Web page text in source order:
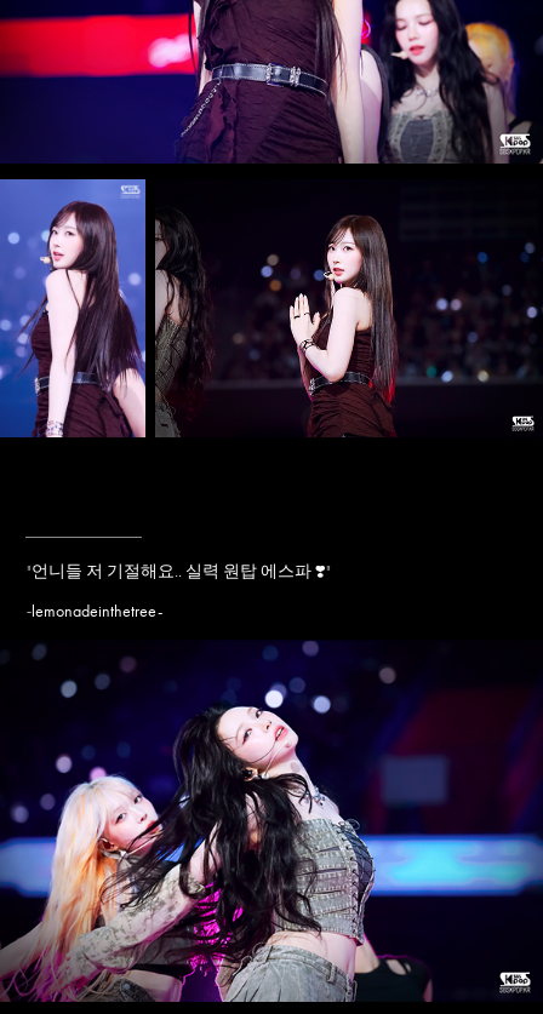
____________
"언니들 저 기절해요.. 실력 원탑 에스파️ ❣️"
-lemonadeinthetree-